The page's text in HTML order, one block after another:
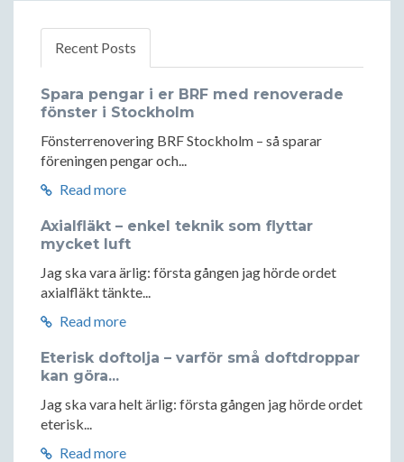
Recent Posts
Spara pengar i er BRF med renoverade
fönster i Stockholm
Fönsterrenovering BRF Stockholm – så sparar
föreningen pengar och...
Read more
Axialfläkt – enkel teknik som flyttar
mycket luft
Jag ska vara ärlig: första gången jag hörde ordet
axialfläkt tänkte...
Read more
Eterisk doftolja – varför små doftdroppar
kan göra...
Jag ska vara helt ärlig: första gången jag hörde ordet
eterisk...
Read more